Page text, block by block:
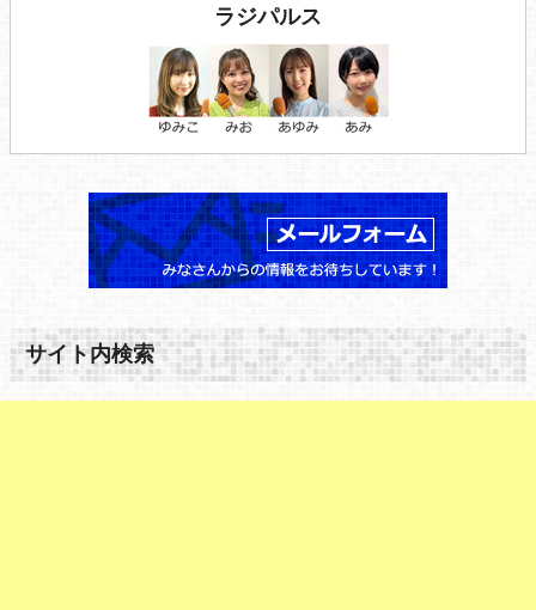
ラジパルス
サイト内検索